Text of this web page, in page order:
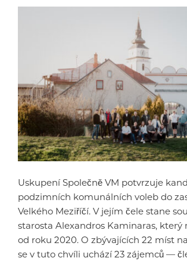
Uskupení Společně VM potvrzuje
podzimních komunálních voleb do
Velkého Meziříčí. V jejím čele stane
starosta Alexandros Kaminaras, který
od roku 2020. O zbývajících 22 míst
se v tuto chvíli uchází 23 zájemců —